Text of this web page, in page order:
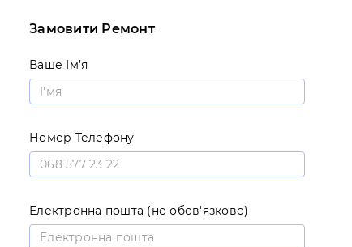
Замовити Ремонт
Ваше Ім’я
Номер Телефону
Електронна пошта (не обов'язково)